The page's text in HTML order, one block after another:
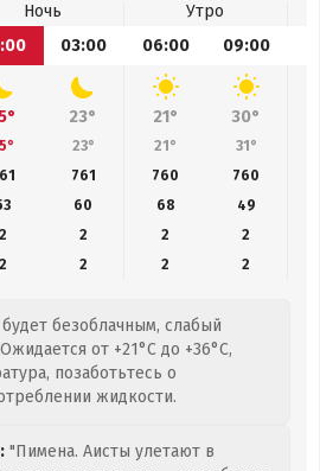
Ночь
Утро
03:00 06:00 09:00
23° 21° 30°
23° 21° 31°
761 760 760
60 68 49
2
2 2
2
2
2 2 2
безоблачным, слабый
от +21°C до +36°C,
позаботьтесь о
жидкости.
"Пимена. Аисты улетают в